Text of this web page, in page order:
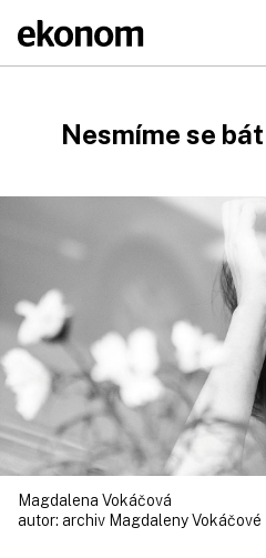
Nesmíme se
Magdalena Vokáčová
autor: archiv Magdaleny Vokáčové